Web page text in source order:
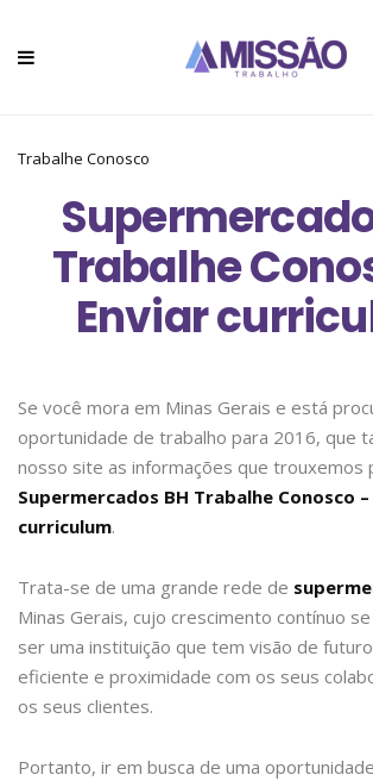
Trabalhe Conosco
Trabalhe
Enviar
Se você mora em Minas Gerais e está
oportunidade de trabalho para 2016, que
nosso site as informações que trouxemos
Supermercados BH Trabalhe Conosco
curriculum.
Trata-se de uma grande rede de
Minas Gerais, cujo crescimento contínuo
ser uma instituição que tem visão de
eficiente e proximidade com os seus
os seus clientes.
Portanto, ir em busca de uma